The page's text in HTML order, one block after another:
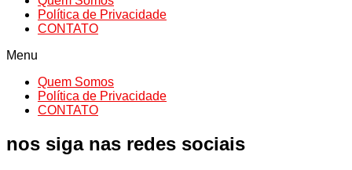
Política de Privacidade
CONTATO
Menu
Quem Somos
Política de Privacidade
CONTATO
nos siga nas redes sociais